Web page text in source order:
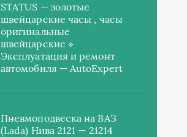
STATUS — золотые
швейцарские часы , часы
оригинальные
швейцарские »
Эксплуатация и ремонт
автомобиля — AutoExpert
Пневмоподвеска на ВАЗ
(Lada) Нива 2121 — 21214